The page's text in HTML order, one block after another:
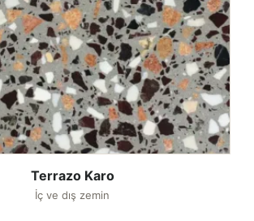
Terrazo Karo
İç ve dış zemin